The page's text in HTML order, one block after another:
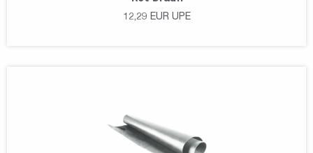
12,29 EUR UPE